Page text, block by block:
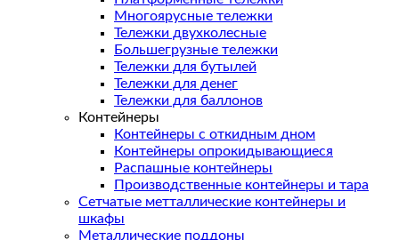
Многоярусные тележки
Тележки двухколесные
Большегрузные тележки
Тележки для бутылей
Тележки для денег
Тележки для баллонов
Контейнеры
Контейнеры с откидным дном
Контейнеры опрокидывающиеся
Распашные контейнеры
Производственные контейнеры и тара
Сетчатые метталлические контейнеры и
шкафы
Металлические поддоны